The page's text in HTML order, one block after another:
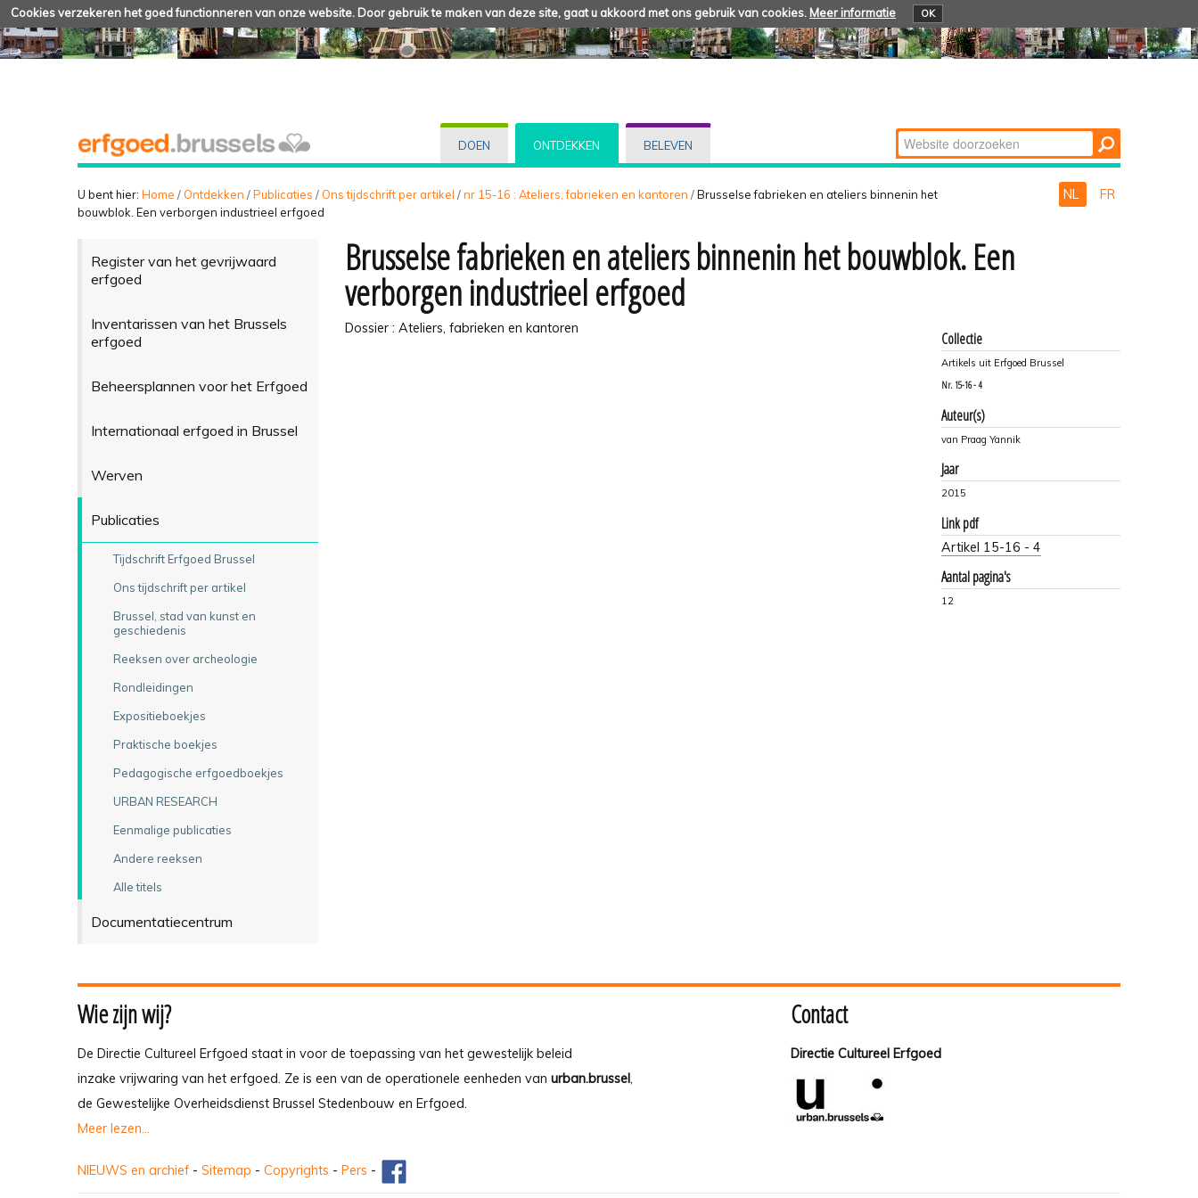
Cookies verzekeren het goed functionneren van onze website. Door gebruik te maken van deze site, gaat u akkoord met ons gebruik van cookies. Meer informatie OK
DOEN ONTDEKKEN BELEVEN Zoek
Geavanceerd
U bent hier: Home / Ontdekken /Publicaties / Ons tijdschrift per artikel /nr 15-16 : Ateliers, fabrieken en kantoren /Brusselse fabrieken en ateliers binnenin het
bouwblok. Een verborgen industrieel erfgoed
NL FR
Register van het gevrijwaard
erfgoed
Inventarissen van het Brussels
erfgoed
Beheersplannen voor het Erfgoed
Internationaal erfgoed in Brussel
Werven
Publicaties
Tijdschrift Erfgoed Brussel
Ons tijdschrift per artikel
Brussel, stad van kunst en
geschiedenis
Reeksen over archeologie
Rondleidingen
Expositieboekjes
Praktische boekjes
Pedagogische erfgoedboekjes
URBAN RESEARCH
Eenmalige publicaties
Andere reeksen
Alle titels
Documentatiecentrum
Brusselse fabrieken en ateliers binnenin het bouwblok. Een
verborgen industrieel erfgoed
Dossier : Ateliers, fabrieken en kantoren
Collectie
Artikels uit Erfgoed Brussel
Nr. 15-16 - 4
Auteur(s)
van Praag Yannik
Jaar
2015
Link pdf
Artikel 15-16 - 4
Aantal pagina's
12
Wie zijn wij?
De Directie Cultureel Erfgoed staat in voor de toepassing van het gewestelijk beleid
inzake vrijwaring van het erfgoed. Ze is een van de operationele eenheden van urban.brussel,
de Gewestelijke Overheidsdienst Brussel Stedenbouw en Erfgoed.
Meer lezen...
Contact
Directie Cultureel Erfgoed
NIEUWS en archief - Sitemap - Copyrights - Pers -